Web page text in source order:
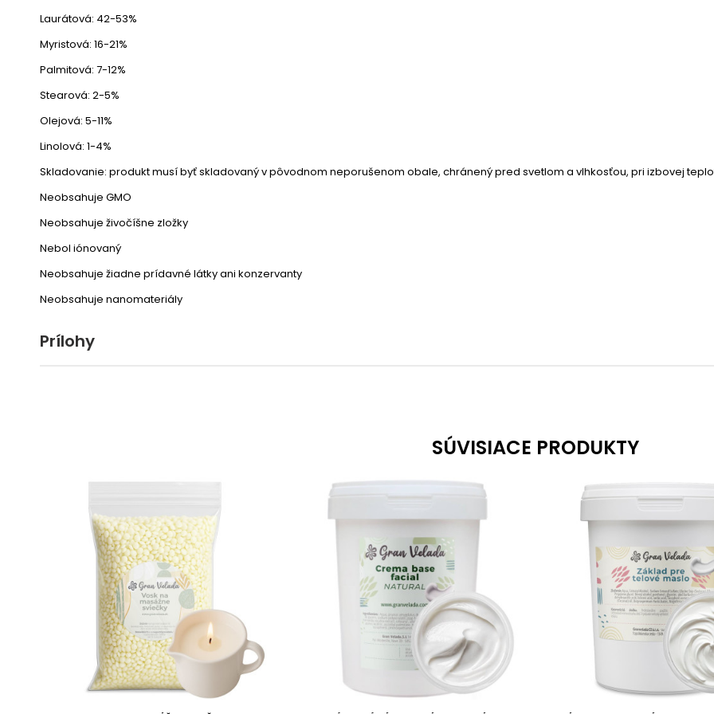
Laurátová: 42-53%
Myristová: 16-21%
Palmitová: 7-12%
Stearová: 2-5%
Olejová: 5-11%
Linolová: 1-4%
Skladovanie: produkt musí byť skladovaný v pôvodnom neporušenom obale, chránený pred svetlom a vlhkosťou, pri izbovej
Neobsahuje GMO
Neobsahuje živočíšne zložky
Nebol iónovaný
Neobsahuje žiadne prídavné látky ani konzervanty
Neobsahuje nanomateriály
Prílohy
SÚVISIACE PRODUKTY